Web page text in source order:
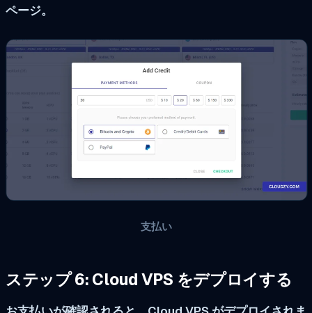
ページ。
支払い
ステップ 6: Cloud VPS をデプロイする